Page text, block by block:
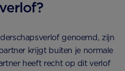
genoemd, zijn
krijgt buiten je normale
heeft recht op dit verlof